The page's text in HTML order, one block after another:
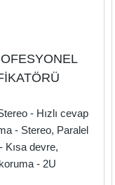
- Hızlı cevap
- Stereo, Paralel
Kısa devre,
- 2U